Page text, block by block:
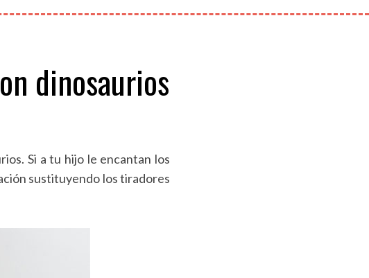
dinosaurios
Si a tu hijo le encantan los
sustituyendo los tiradores